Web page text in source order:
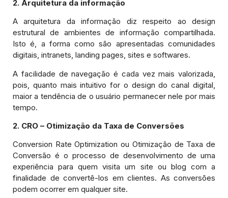
2. Arquitetura da informação
A arquitetura da informação diz respeito ao design
estrutural de ambientes de informação compartilhada.
Isto é, a forma como são apresentadas comunidades
digitais, intranets, landing pages, sites e softwares.
A facilidade de navegação é cada vez mais valorizada,
pois, quanto mais intuitivo for o design do canal digital,
maior a tendência de o usuário permanecer nele por mais
tempo.
2. CRO – Otimização da Taxa de Conversões
Conversion Rate Optimization ou Otimização de Taxa de
Conversão é o processo de desenvolvimento de uma
experiência para quem visita um site ou blog com a
finalidade de convertê-los em clientes. As conversões
podem ocorrer em qualquer site.